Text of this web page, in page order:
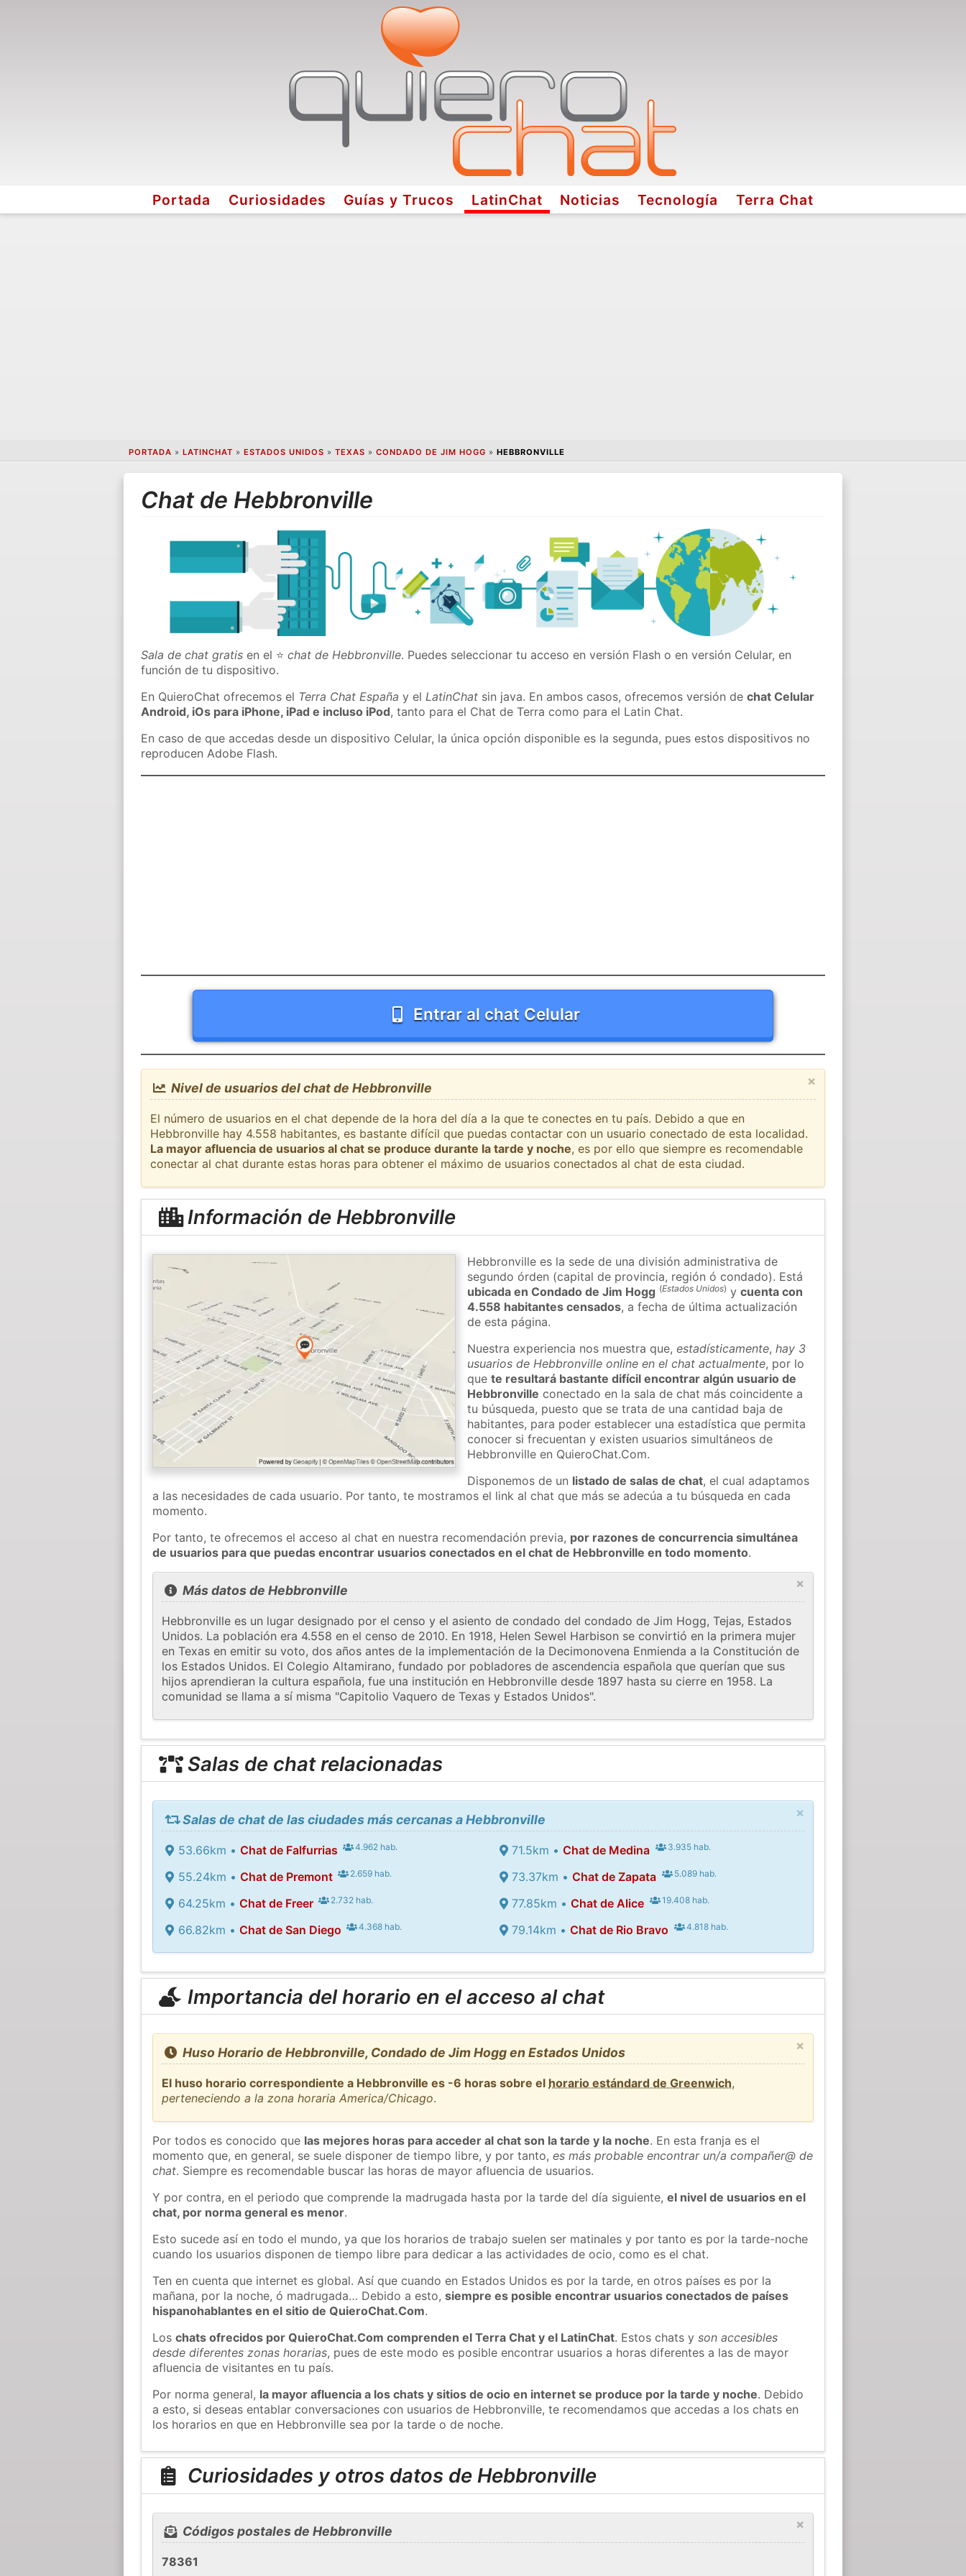
Portada Curiosidades Guías y Trucos LatinChat Noticias Tecnología Terra Chat
PORTADA » LATINCHAT » ESTADOS UNIDOS » TEXAS » CONDADO DE JIM HOGG » HEBBRONVILLE
Chat de Hebbronville
Sala de chat gratis en el ⭐chat de Hebbronville. Puedes seleccionar tu acceso en versión Flash o en versión Celular, en
función de tu dispositivo.
En QuieroChat ofrecemos el Terra Chat España y elLatinChat sin java. En ambos casos, ofrecemos versión dechat Celular
Android, iOs para iPhone, iPad e incluso iPod, tanto para el Chat de Terra como para el Latin Chat.
En caso de que accedas desde un dispositivo Celular, la única opción disponible es la segunda, pues estos dispositivos no
reproducen Adobe Flash.
Entrar al chat Celular
×
Nivel de usuarios del chat de Hebbronville
El número de usuarios en el chat depende de la hora del día a la que te conectes en tu país. Debido a que en
Hebbronville hay 4.558 habitantes, es bastante difícil que puedas contactar con un usuario conectado de esta localidad.
La mayor afluencia de usuarios al chat se produce durante la tarde y noche, es por ello que siempre es recomendable
conectar al chat durante estas horas para obtener el máximo de usuarios conectados al chat de esta ciudad.
Información de Hebbronville
Hebbronville es la sede de una división administrativa de
segundo órden (capital de provincia, región ó condado). Está
ubicada en Condado de Jim Hogg (Estados Unidos) ycuenta con
4.558 habitantes censados, a fecha de última actualización
de esta página.
Nuestra experiencia nos muestra que,estadísticamente,hay 3
usuarios de Hebbronville online en el chat actualmente, por lo
quete resultará bastante difícil encontrar algún usuario de
Hebbronville conectado en la sala de chat más coincidente a
tu búsqueda, puesto que se trata de una cantidad baja de
habitantes, para poder establecer una estadística que permita
conocer si frecuentan y existen usuarios simultáneos de
Hebbronville en QuieroChat.Com.
Disponemos de un listado de salas de chat, el cual adaptamos
a las necesidades de cada usuario. Por tanto, te mostramos el link al chat que más se adecúa a tu búsqueda en cada
momento.
Por tanto, te ofrecemos el acceso al chat en nuestra recomendación previa, por razones de concurrencia simultánea
de usuarios para que puedas encontrar usuarios conectados en el chat de Hebbronville en todo momento.
×
Más datos de Hebbronville
Hebbronville es un lugar designado por el censo y el asiento de condado del condado de Jim Hogg, Tejas, Estados
Unidos. La población era 4.558 en el censo de 2010. En 1918, Helen Sewel Harbison se convirtió en la primera mujer
en Texas en emitir su voto, dos años antes de la implementación de la Decimonovena Enmienda a la Constitución de
los Estados Unidos. El Colegio Altamirano, fundado por pobladores de ascendencia española que querían que sus
hijos aprendieran la cultura española, fue una institución en Hebbronville desde 1897 hasta su cierre en 1958. La
comunidad se llama a sí misma "Capitolio Vaquero de Texas y Estados Unidos".
Salas de chat relacionadas
×
Salas de chat de las ciudades más cercanas a Hebbronville
53.66km • Chat de Falfurrias 4.962 hab.
55.24km • Chat de Premont 2.659 hab.
64.25km • Chat de Freer 2.732 hab.
66.82km • Chat de San Diego 4.368 hab.
71.5km •Chat de Medina 3.935 hab.
73.37km •Chat de Zapata 5.089 hab.
77.85km •Chat de Alice 19.408 hab.
79.14km •Chat de Rio Bravo 4.818 hab.
Importancia del horario en el acceso al chat
×
Huso Horario de Hebbronville, Condado de Jim Hogg en Estados Unidos
El huso horario correspondiente a Hebbronville es -6 horas sobre el horario estándard de Greenwich,
perteneciendo a la zona horaria America/Chicago.
Por todos es conocido que las mejores horas para acceder al chat son la tarde y la noche. En esta franja es el
momento que, en general, se suele disponer de tiempo libre, y por tanto,es más probable encontrar un/a compañer@ de
chat. Siempre es recomendable buscar las horas de mayor afluencia de usuarios.
Y por contra, en el periodo que comprende la madrugada hasta por la tarde del día siguiente,el nivel de usuarios en el
chat, por norma general es menor.
Esto sucede así en todo el mundo, ya que los horarios de trabajo suelen ser matinales y por tanto es por la tarde-noche
cuando los usuarios disponen de tiempo libre para dedicar a las actividades de ocio, como es el chat.
Ten en cuenta que internet es global. Así que cuando en Estados Unidos es por la tarde, en otros países es por la
mañana, por la noche, ó madrugada… Debido a esto,siempre es posible encontrar usuarios conectados de países
hispanohablantes en el sitio de QuieroChat.Com.
Loschats ofrecidos por QuieroChat.Com comprenden el Terra Chat y el LatinChat. Estos chats yson accesibles
desde diferentes zonas horarias, pues de este modo es posible encontrar usuarios a horas diferentes a las de mayor
afluencia de visitantes en tu país.
Por norma general, la mayor afluencia a los chats y sitios de ocio en internet se produce por la tarde y noche. Debido
a esto, si deseas entablar conversaciones con usuarios de Hebbronville, te recomendamos que accedas a los chats en
los horarios en que en Hebbronville sea por la tarde o de noche.
Curiosidades y otros datos de Hebbronville
×
Códigos postales de Hebbronville
78361